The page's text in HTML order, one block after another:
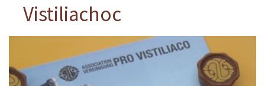
Vistiliachoc